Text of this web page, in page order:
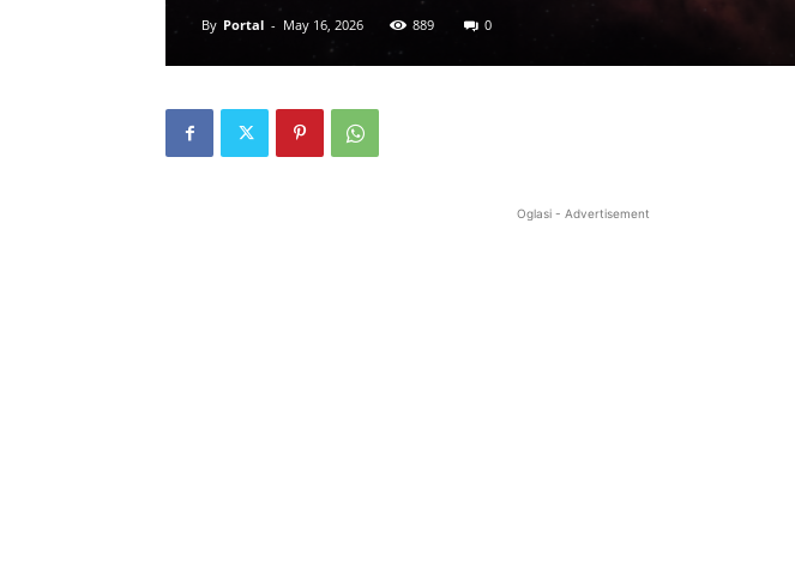
By Portal - May 16, 2026 889 0
Oglasi - Advertisement